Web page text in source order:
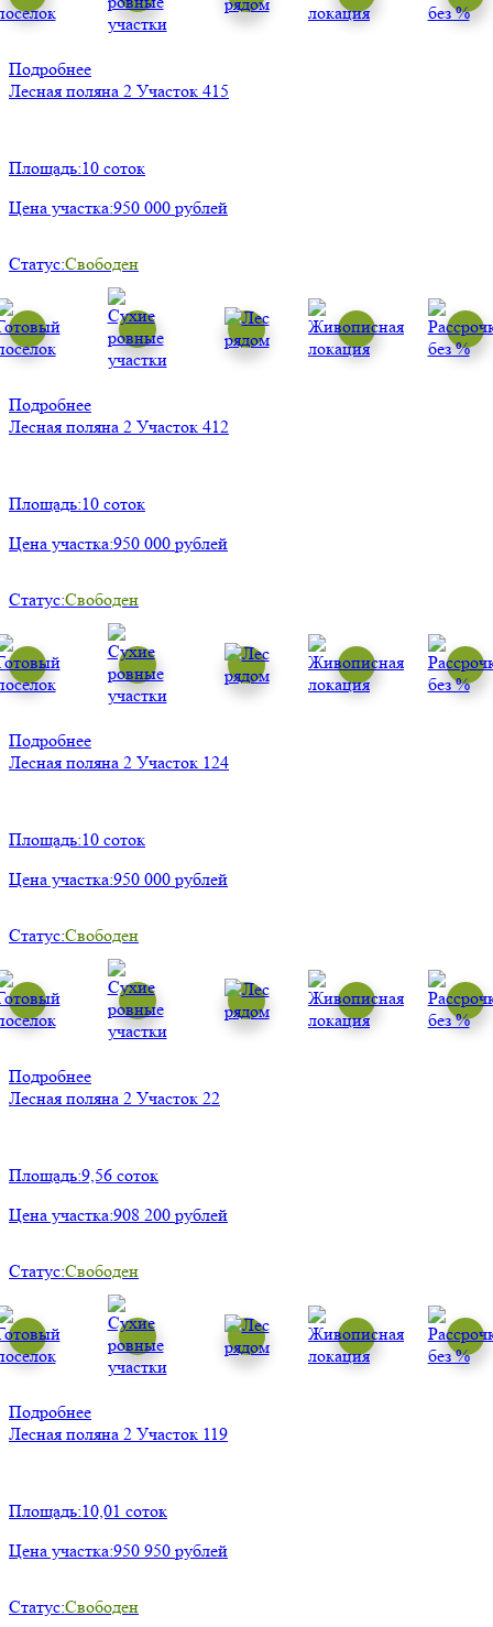
Подробнее
Лесная поляна 2 Участок 415
Площадь:10 соток
Цена участка:950 000 рублей
Статус:Свободен
Подробнее
Лесная поляна 2 Участок 412
Площадь:10 соток
Цена участка:950 000 рублей
Статус:Свободен
Подробнее
Лесная поляна 2 Участок 124
Площадь:10 соток
Цена участка:950 000 рублей
Статус:Свободен
Подробнее
Лесная поляна 2 Участок 22
Площадь:9,56 соток
Цена участка:908 200 рублей
Статус:Свободен
Подробнее
Лесная поляна 2 Участок 119
Площадь:10,01 соток
Цена участка:950 950 рублей
Статус:Свободен